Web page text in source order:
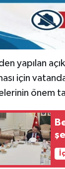
yapılan
için
önem